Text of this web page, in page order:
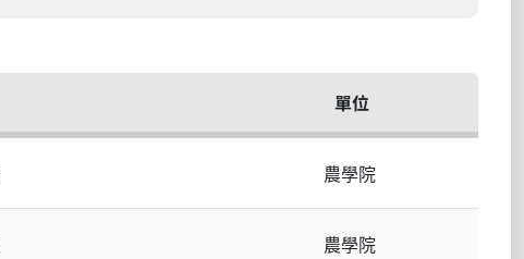
單位
農學院
農學院